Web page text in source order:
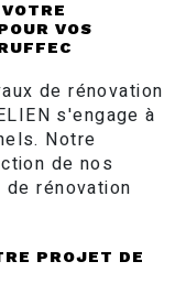
VOS
de rénovation
s'engage à
Notre
de nos
rénovation
PROJET DE